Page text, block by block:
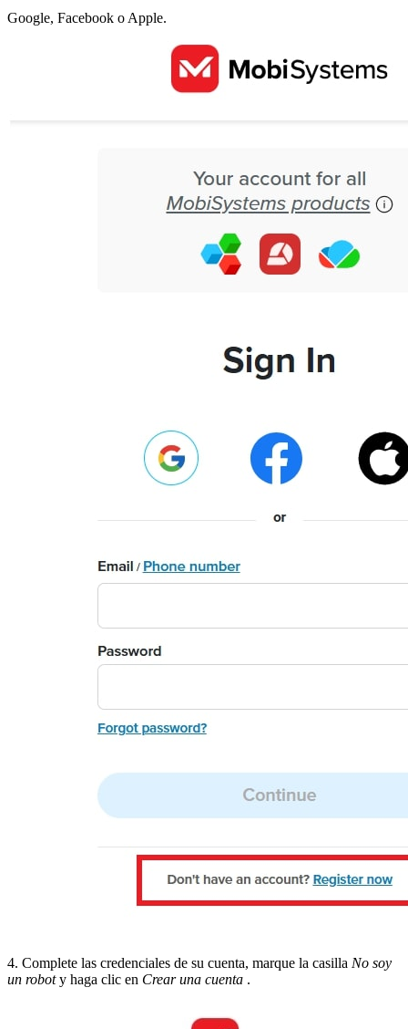
Google, Facebook o Apple.
4. Complete las credenciales de su cuenta, marque la casilla No soy
un roboty haga clic en Crear una cuenta .